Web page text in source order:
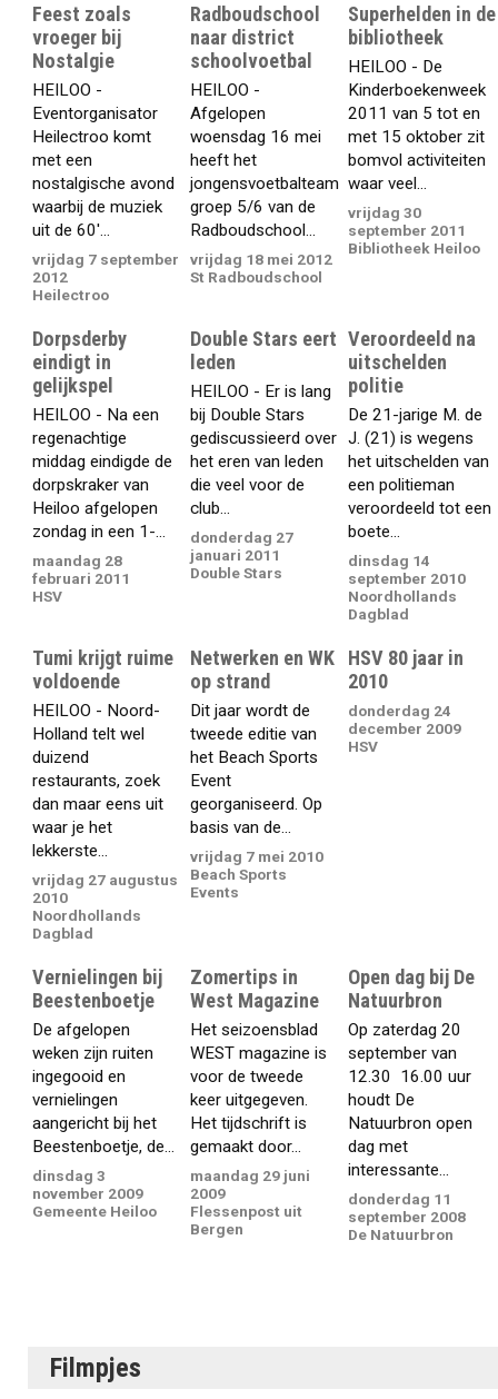
Feest zoals
vroeger bij
Nostalgie
HEILOO -
Eventorganisator
Heilectroo komt
met een
nostalgische avond
waarbij de muziek
uit de 60'...
vrijdag 7 september
2012
Heilectroo
Radboudschool
naar district
schoolvoetbal
HEILOO -
Afgelopen
woensdag 16 mei
heeft het
jongensvoetbalteam
groep 5/6 van de
Radboudschool...
vrijdag 18 mei 2012
St Radboudschool
Superhelden in de
bibliotheek
HEILOO - De
Kinderboekenweek
2011 van 5 tot en
met 15 oktober zit
bomvol activiteiten
waar veel...
vrijdag 30
september 2011
Bibliotheek Heiloo
Dorpsderby
eindigt in
gelijkspel
HEILOO - Na een
regenachtige
middag eindigde de
dorpskraker van
Heiloo afgelopen
zondag in een 1-...
maandag 28
februari 2011
HSV
Double Stars eert
leden
HEILOO - Er is lang
bij Double Stars
gediscussieerd over
het eren van leden
die veel voor de
club...
donderdag 27
januari 2011
Double Stars
Veroordeeld na
uitschelden
politie
De 21-jarige M. de
J. (21) is wegens
het uitschelden van
een politieman
veroordeeld tot een
boete...
dinsdag 14
september 2010
Noordhollands
Dagblad
Tumi krijgt ruime
voldoende
HEILOO - Noord-
Holland telt wel
duizend
restaurants, zoek
dan maar eens uit
waar je het
lekkerste...
vrijdag 27 augustus
2010
Noordhollands
Dagblad
Netwerken en WK
op strand
Dit jaar wordt de
tweede editie van
het Beach Sports
Event
georganiseerd. Op
basis van de...
vrijdag 7 mei 2010
Beach Sports
Events
HSV 80 jaar in
2010
donderdag 24
december 2009
HSV
Vernielingen bij
Beestenboetje
De afgelopen
weken zijn ruiten
ingegooid en
vernielingen
aangericht bij het
Beestenboetje, de...
dinsdag 3
november 2009
Gemeente Heiloo
Zomertips in
West Magazine
Het seizoensblad
WEST magazine is
voor de tweede
keer uitgegeven.
Het tijdschrift is
gemaakt door...
maandag 29 juni
2009
Flessenpost uit
Bergen
Open dag bij De
Natuurbron
Op zaterdag 20
september van
12.30  16.00 uur
houdt De
Natuurbron open
dag met
interessante...
donderdag 11
september 2008
De Natuurbron
Filmpjes